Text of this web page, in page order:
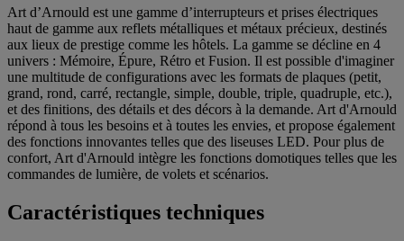
Art d’Arnould est une gamme d’interrupteurs et prises électriques
haut de gamme aux reflets métalliques et métaux précieux, destinés
aux lieux de prestige comme les hôtels. La gamme se décline en 4
univers : Mémoire, Épure, Rétro et Fusion. Il est possible d'imaginer
une multitude de configurations avec les formats de plaques (petit,
grand, rond, carré, rectangle, simple, double, triple, quadruple, etc.),
et des finitions, des détails et des décors à la demande. Art d'Arnould
répond à tous les besoins et à toutes les envies, et propose également
des fonctions innovantes telles que des liseuses LED. Pour plus de
confort, Art d'Arnould intègre les fonctions domotiques telles que les
commandes de lumière, de volets et scénarios.
Caractéristiques techniques